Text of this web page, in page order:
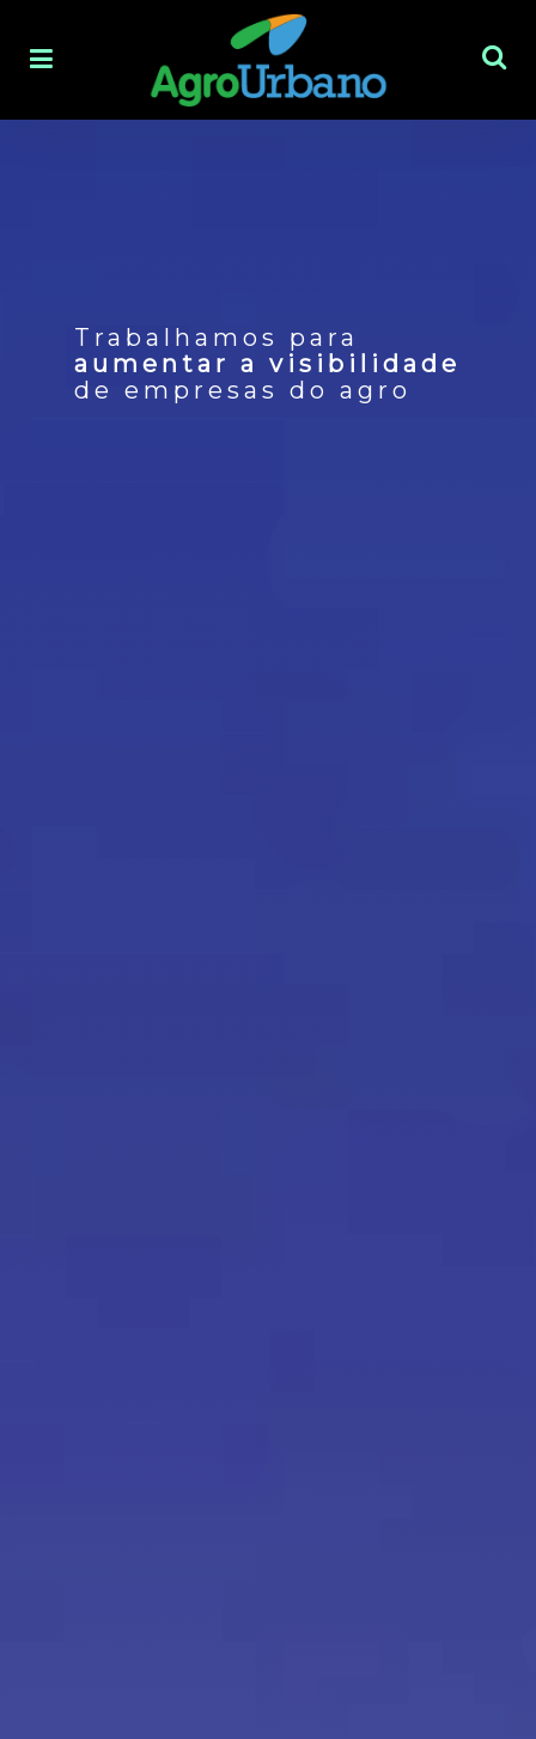
Trabalhamos para
aumentar a visibilidade
de empresas do agro